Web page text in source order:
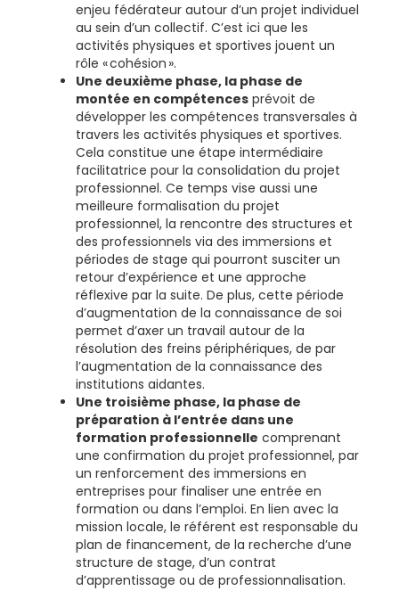
enjeu fédérateur autour d’un projet individuel
au sein d’un collectif. C’est ici que les
activités physiques et sportives jouent un
rôle « cohésion ».
Une deuxième phase, la phase de
montée en compétencesprévoit de
développer les compétences transversales à
travers les activités physiques et sportives.
Cela constitue une étape intermédiaire
facilitatrice pour la consolidation du projet
professionnel. Ce temps vise aussi une
meilleure formalisation du projet
professionnel, la rencontre des structures et
des professionnels via des immersions et
périodes de stage qui pourront susciter un
retour d’expérience et une approche
réflexive par la suite. De plus, cette période
d’augmentation de la connaissance de soi
permet d’axer un travail autour de la
résolution des freins périphériques, de par
l’augmentation de la connaissance des
institutions aidantes.
Une troisième phase, la phase de
préparation à l’entrée dans une
formation professionnelle comprenant
une confirmation du projet professionnel, par
un renforcement des immersions en
entreprises pour finaliser une entrée en
formation ou dans l’emploi. En lien avec la
mission locale, le référent est responsable du
plan de financement, de la recherche d’une
structure de stage, d’un contrat
d’apprentissage ou de professionnalisation.